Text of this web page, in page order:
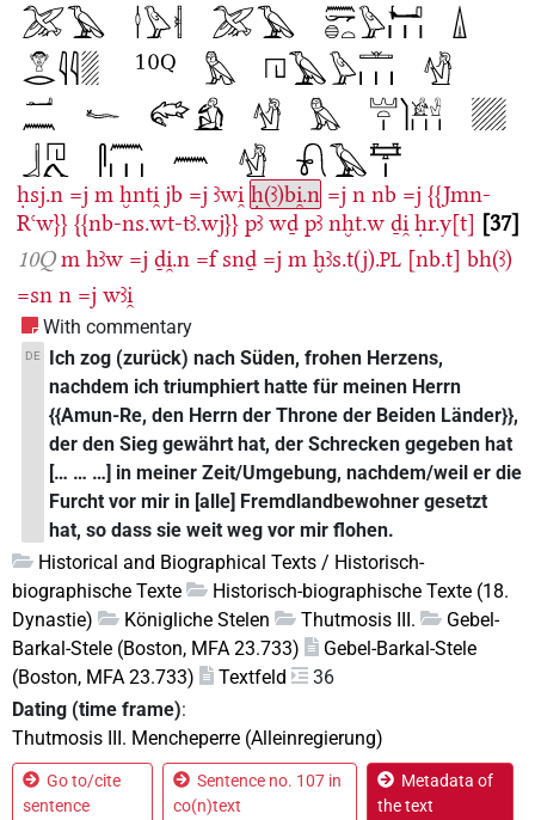
ḥsj.n =j m ḫnti̯ jb =j ꜣwi̯ ḥ(ꜣ)bi̯.n =j n nb =j {{Jmn-
Rꜥw}} {{nb-ns.wt-tꜣ.wj}} pꜣ wḏ pꜣ nḫt.w ḏi̯ ḥr.y[t]
37
10Q m hꜣw =j ḏi̯.n =f snḏ =j m ḫꜣs.t(j).PL [nb.t] bh(ꜣ)
=sn n =j wꜣi̯
With commentary
DE
Ich zog (zurück) nach Süden, frohen Herzens,
nachdem ich triumphiert hatte für meinen Herrn
{{Amun-Re, den Herrn der Throne der Beiden Länder}},
der den Sieg gewährt hat, der Schrecken gegeben hat
[… … …] in meiner Zeit/Umgebung, nachdem/weil er die
Furcht vor mir in [alle] Fremdlandbewohner gesetzt
hat, so dass sie weit weg vor mir flohen.
Historical and Biographical Texts / Historisch-
biographische Texte
Historisch-biographische Texte (18.
Dynastie)
Königliche Stelen Thutmosis III.
Gebel-
Barkal-Stele (Boston, MFA 23.733)
Gebel-Barkal-Stele
(Boston, MFA 23.733)
Textfeld
36
Dating (time frame):
Thutmosis III. Mencheperre (Alleinregierung)
Go to/cite
sentence
Sentence no. 107 in
co(n)text
Metadata of
the text